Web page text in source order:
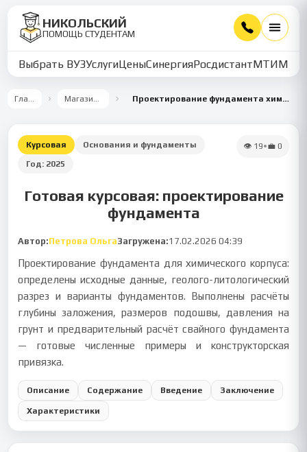
НИКОЛЬСКИЙ
ПОМОЩЬ СТУДЕНТАМ
Выбрать ВУЗУслугиЦеныСинергияРосдистантМТИММУ
Главная Магазин работ Проектирование фундамента химического корпуса
Курсовая
Основания и фундаменты
Год: 2025
👁 19•💼 0
Готовая курсовая: проектирование
фундамента
Автор:Петрова ОльгаЗагружена:17.02.2026 04:39
Проектирование фундамента для химического корпуса:
определены исходные данные, геолого-литологический
разрез и варианты фундаментов. Выполнены расчёты
глубины заложения, размеров подошвы, давления на
грунт и предварительный расчёт свайного фундамента
— готовые численные примеры и конструкторская
привязка.
Описание Содержание Введение Заключение
Характеристики